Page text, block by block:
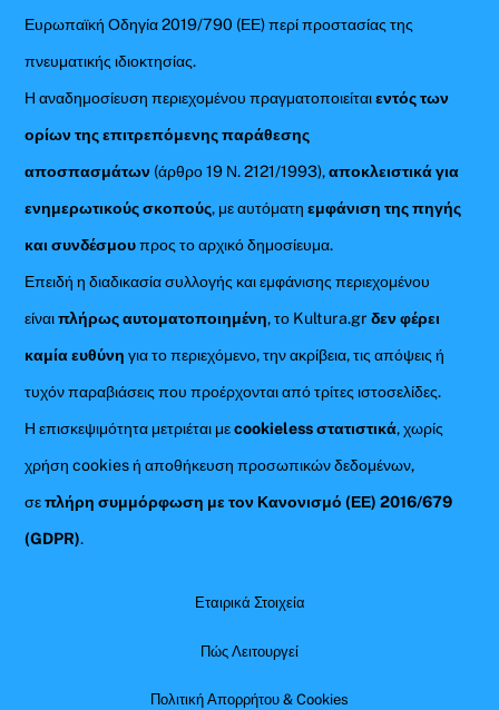
Ευρωπαϊκή Οδηγία 2019/790 (ΕΕ) περί προστασίας της
πνευματικής ιδιοκτησίας.
Η αναδημοσίευση περιεχομένου πραγματοποιείταιεντός των
ορίων της επιτρεπόμενης παράθεσης
αποσπασμάτων (άρθρο 19 Ν. 2121/1993),αποκλειστικά για
ενημερωτικούς σκοπούς, με αυτόματηεμφάνιση της πηγής
και συνδέσμουπρος το αρχικό δημοσίευμα.
Επειδή η διαδικασία συλλογής και εμφάνισης περιεχομένου
είναιπλήρως αυτοματοποιημένη, το Kultura.grδεν φέρει
καμία ευθύνη για το περιεχόμενο, την ακρίβεια, τις απόψεις ή
τυχόν παραβιάσεις που προέρχονται από τρίτες ιστοσελίδες.
Η επισκεψιμότητα μετριέται μεcookieless στατιστικά, χωρίς
χρήση cookies ή αποθήκευση προσωπικών δεδομένων,
σεπλήρη συμμόρφωση με τον Κανονισμό (ΕΕ) 2016/679
(GDPR).
Εταιρικά Στοιχεία
Πώς Λειτουργεί
Πολιτική Απορρήτου & Cookies